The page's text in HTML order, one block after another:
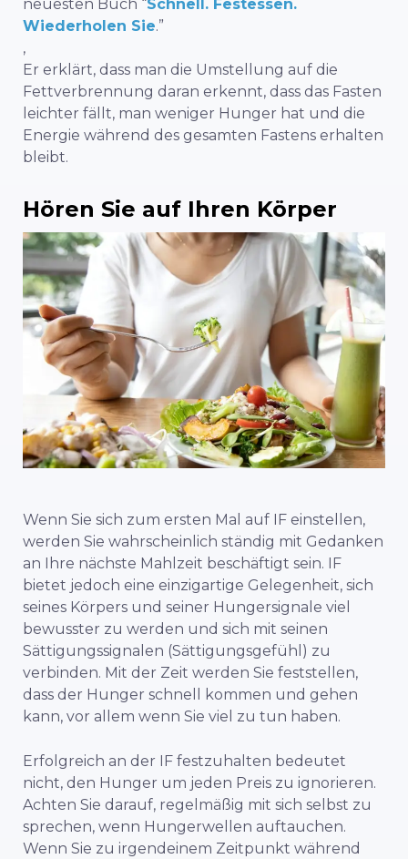
neuesten Buch “Schnell. Festessen.
Wiederholen Sie.”
,
Er erklärt, dass man die Umstellung auf die
Fettverbrennung daran erkennt, dass das Fasten
leichter fällt, man weniger Hunger hat und die
Energie während des gesamten Fastens erhalten
bleibt.
Hören Sie auf Ihren Körper
Wenn Sie sich zum ersten Mal auf IF einstellen,
werden Sie wahrscheinlich ständig mit Gedanken
an Ihre nächste Mahlzeit beschäftigt sein. IF
bietet jedoch eine einzigartige Gelegenheit, sich
seines Körpers und seiner Hungersignale viel
bewusster zu werden und sich mit seinen
Sättigungssignalen (Sättigungsgefühl) zu
verbinden. Mit der Zeit werden Sie feststellen,
dass der Hunger schnell kommen und gehen
kann, vor allem wenn Sie viel zu tun haben.
Erfolgreich an der IF festzuhalten bedeutet
nicht, den Hunger um jeden Preis zu ignorieren.
Achten Sie darauf, regelmäßig mit sich selbst zu
sprechen, wenn Hungerwellen auftauchen.
Wenn Sie zu irgendeinem Zeitpunkt während